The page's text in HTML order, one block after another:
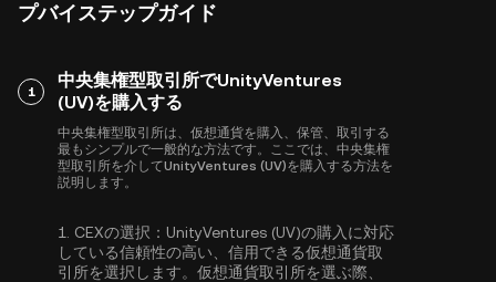
プバイステップガイド
1
中央集権型取引所でUnityVentures
(UV)を購入する
中央集権型取引所は、仮想通貨を購入、保管、取引する
最もシンプルで一般的な方法です。ここでは、中央集権
型取引所を介してUnityVentures (UV)を購入する方法を
説明します。
1. CEXの選択： UnityVentures (UV)の購入に対応
している信頼性の高い、信用できる仮想通貨取
引所を選択します。仮想通貨取引所を選ぶ際、